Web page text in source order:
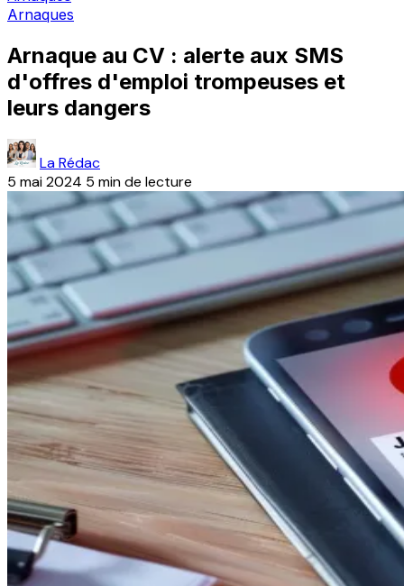
Arnaques
Arnaque au CV : alerte aux SMS
d'offres d'emploi trompeuses et
leurs dangers
La Rédac
5 mai 2024 5 min de lecture